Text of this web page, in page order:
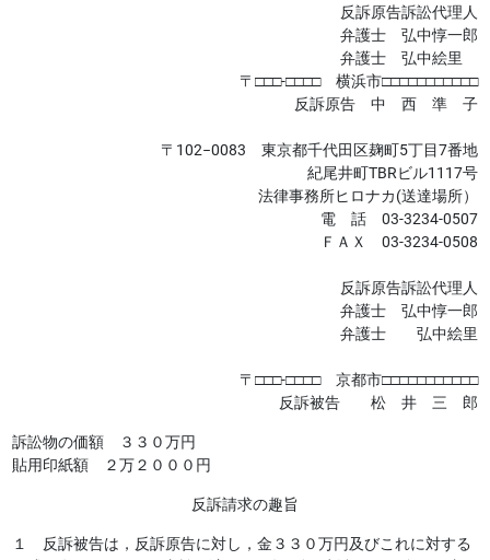
反訴原告訴訟代理人
弁護士 弘中惇一郎
弁護士 弘中絵里
〒□□□-□□□□ 横浜市□□□□□□□□□□□
反訴原告 中 西 準 子
〒102−0083 東京都千代田区麹町5丁目7番地
紀尾井町TBRビル1117号
法律事務所ヒロナカ(送達場所）
電 話 03-3234-0507
ＦＡＸ 03-3234-0508
反訴原告訴訟代理人
弁護士 弘中惇一郎
弁護士 弘中絵里
〒□□□-□□□□ 京都市□□□□□□□□□□□
反訴被告 松 井 三 郎
訴訟物の価額 ３３０万円
貼用印紙額 ２万２０００円
反訴請求の趣旨
１ 反訴被告は，反訴原告に対し，金３３０万円及びこれに対する